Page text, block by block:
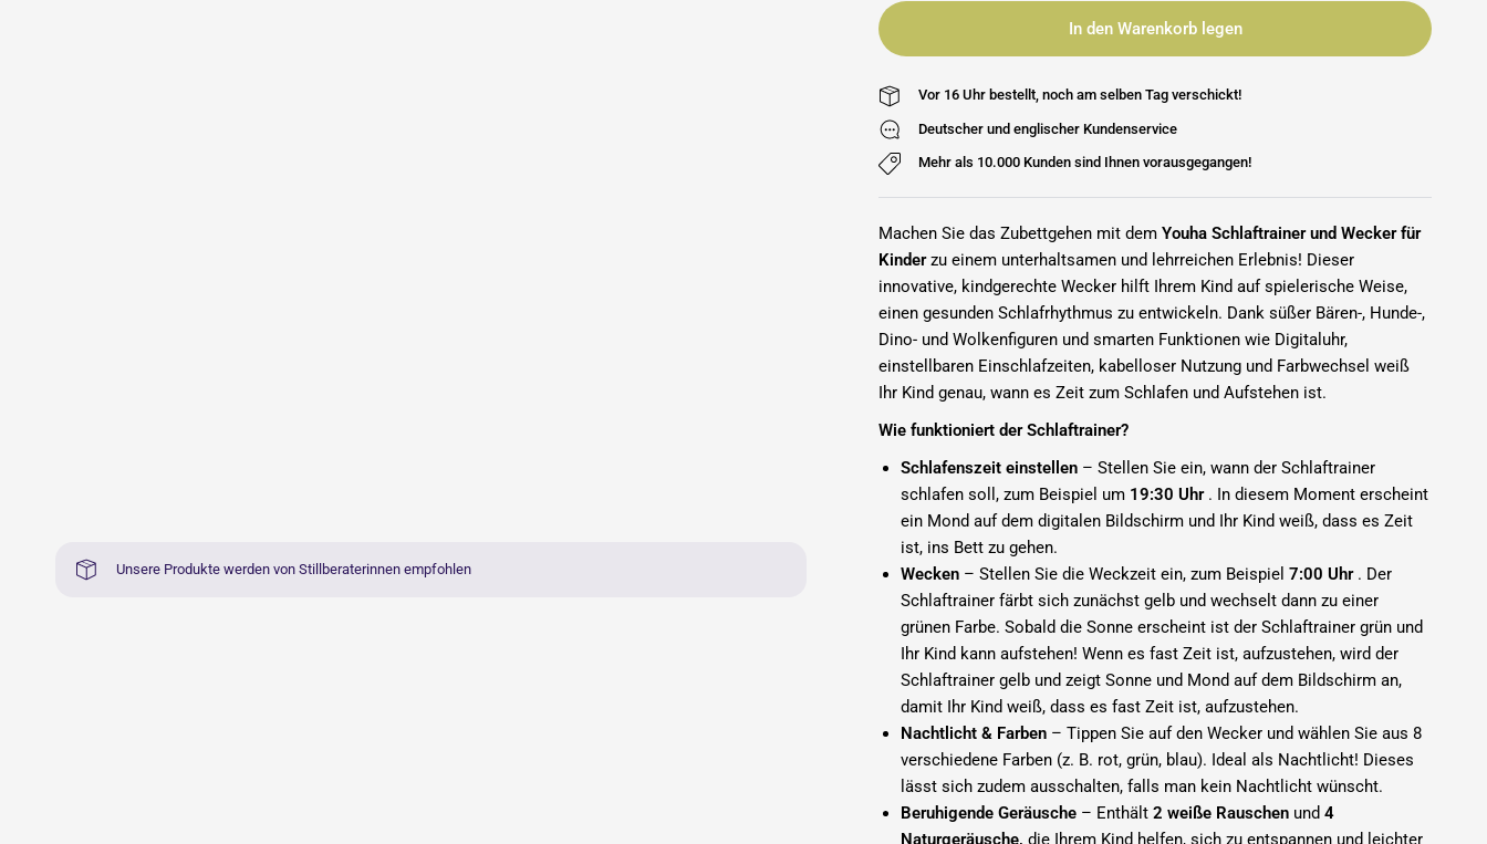
Unsere Produkte werden von Stillberaterinnen empfohlen
In den Warenkorb legen
Vor 16 Uhr bestellt, noch am selben Tag verschickt!
Deutscher und englischer Kundenservice
Mehr als 10.000 Kunden sind Ihnen vorausgegangen!
Machen Sie das Zubettgehen mit demYouha Schlaftrainer und Wecker für
Kinderzu einem unterhaltsamen und lehrreichen Erlebnis! Dieser
innovative, kindgerechte Wecker hilft Ihrem Kind auf spielerische Weise,
einen gesunden Schlafrhythmus zu entwickeln. Dank süßer Bären-, Hunde-,
Dino- und Wolkenfiguren und smarten Funktionen wie Digitaluhr,
einstellbaren Einschlafzeiten, kabelloser Nutzung und Farbwechsel weiß
Ihr Kind genau, wann es Zeit zum Schlafen und Aufstehen ist.
Wie funktioniert der Schlaftrainer?
Schlafenszeit einstellen – Stellen Sie ein, wann der Schlaftrainer
schlafen soll, zum Beispiel um 19:30 Uhr. In diesem Moment erscheint
ein Mond auf dem digitalen Bildschirm und Ihr Kind weiß, dass es Zeit
ist, ins Bett zu gehen.
Wecken – Stellen Sie die Weckzeit ein, zum Beispiel 7:00 Uhr. Der
Schlaftrainer färbt sich zunächst gelb und wechselt dann zu einer
grünen Farbe. Sobald die Sonne erscheint ist der Schlaftrainer grün und
Ihr Kind kann aufstehen! Wenn es fast Zeit ist, aufzustehen, wird der
Schlaftrainer gelb und zeigt Sonne und Mond auf dem Bildschirm an,
damit Ihr Kind weiß, dass es fast Zeit ist, aufzustehen.
Nachtlicht & Farben – Tippen Sie auf den Wecker und wählen Sie aus 8
verschiedene Farben (z. B. rot, grün, blau). Ideal als Nachtlicht! Dieses
lässt sich zudem ausschalten, falls man kein Nachtlicht wünscht.
Beruhigende Geräusche – Enthält 2 weiße Rauschen und 4
Naturgeräusche, die Ihrem Kind helfen, sich zu entspannen und leichter